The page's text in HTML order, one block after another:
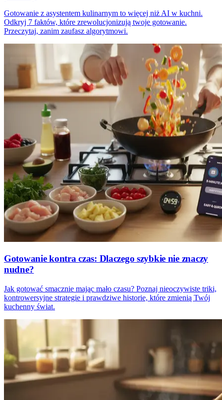
Gotowanie z asystentem kulinarnym to więcej niż AI w kuchni.
Odkryj 7 faktów, które zrewolucjonizują twoje gotowanie.
Przeczytaj, zanim zaufasz algorytmowi.
Gotowanie kontra czas: Dlaczego szybkie nie znaczy
nudne?
Jak gotować smacznie mając mało czasu? Poznaj nieoczywiste triki,
kontrowersyjne strategie i prawdziwe historie, które zmienią Twój
kuchenny świat.